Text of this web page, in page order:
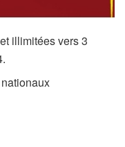
illimitées vers 3